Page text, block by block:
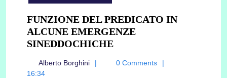
FUNZIONE DEL PREDICATO IN
ALCUNE EMERGENZE
SINEDDOCHICHEFUNZIONE
PREDICATO
Alberto BorghiniAlberto
0 Comments
16:34